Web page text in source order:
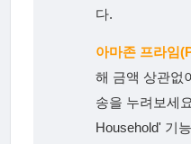
다.
아마존 프라임
해 금액 상관없
송을 누려보세
Household' 기